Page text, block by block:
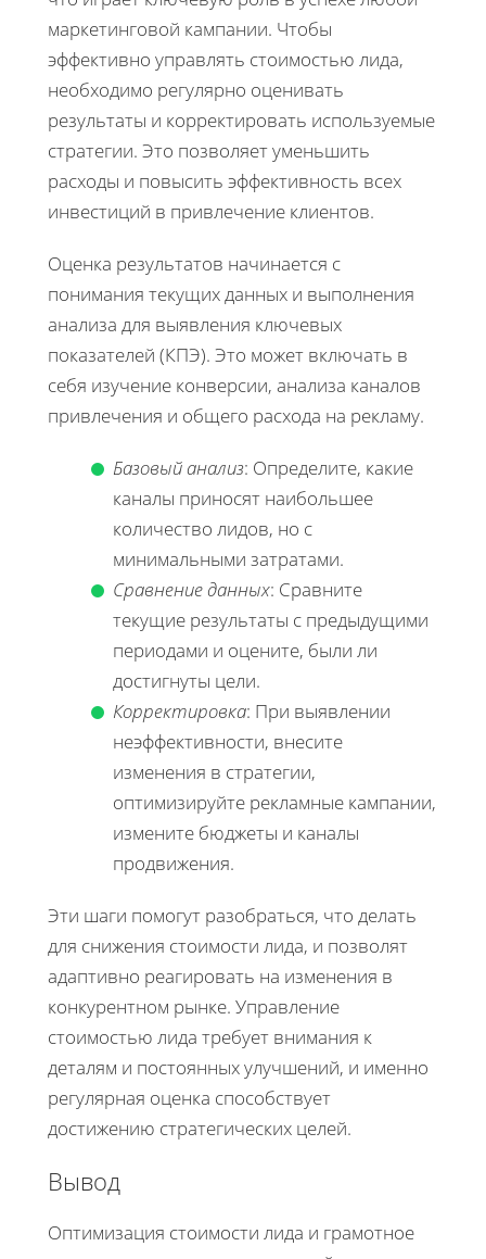
маркетинговой кампании. Чтобы
эффективно управлять стоимостью лида,
необходимо регулярно оценивать
результаты и корректировать используемые
стратегии. Это позволяет уменьшить
расходы и повысить эффективность всех
инвестиций в привлечение клиентов.
Оценка результатов начинается с
понимания текущих данных и выполнения
анализа для выявления ключевых
показателей (КПЭ). Это может включать в
себя изучение конверсии, анализа каналов
привлечения и общего расхода на рекламу.
Базовый анализ: Определите, какие
каналы приносят наибольшее
количество лидов, но с
минимальными затратами.
Сравнение данных: Сравните
текущие результаты с предыдущими
периодами и оцените, были ли
достигнуты цели.
Корректировка: При выявлении
неэффективности, внесите
изменения в стратегии,
оптимизируйте рекламные кампании,
измените бюджеты и каналы
продвижения.
Эти шаги помогут разобраться, что делать
для снижения стоимости лида, и позволят
адаптивно реагировать на изменения в
конкурентном рынке. Управление
стоимостью лида требует внимания к
деталям и постоянных улучшений, и именно
регулярная оценка способствует
достижению стратегических целей.
Вывод
Оптимизация стоимости лида и грамотное